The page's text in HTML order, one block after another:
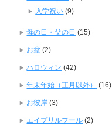
入学祝い (9)
母の日・父の日 (15)
お盆 (2)
ハロウィン (42)
年末年始（正月以外） (16)
お彼岸 (3)
エイプリルフール (2)